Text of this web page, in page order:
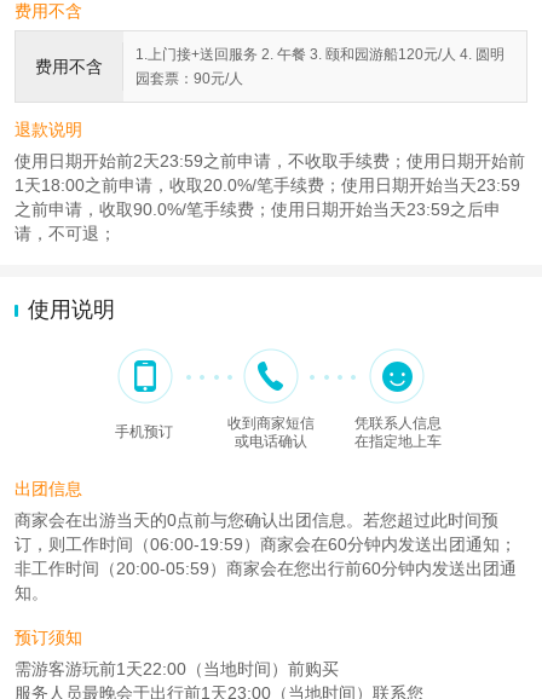
费用不含
费用不含
1.上门接+送回服务 2. 午餐 3. 颐和园游船120元/人 4. 圆明
园套票：90元/人
退款说明
使用日期开始前2天23:59之前申请，不收取手续费；使用日期开始前
1天18:00之前申请，收取20.0%/笔手续费；使用日期开始当天23:59
之前申请，收取90.0%/笔手续费；使用日期开始当天23:59之后申
请，不可退；
使用说明
手机预订
收到商家短信
或电话确认
凭联系人信息
在指定地上车
出团信息
商家会在出游当天的0点前与您确认出团信息。若您超过此时间预
订，则工作时间（06:00-19:59）商家会在60分钟内发送出团通知；
非工作时间（20:00-05:59）商家会在您出行前60分钟内发送出团通
知。
预订须知
需游客游玩前1天22:00（当地时间）前购买
服务人员最晚会于出行前1天23:00（当地时间）联系您